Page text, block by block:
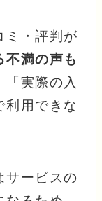
ミ・評判が
不満の声も
「実際の入
利用できな
サービスの